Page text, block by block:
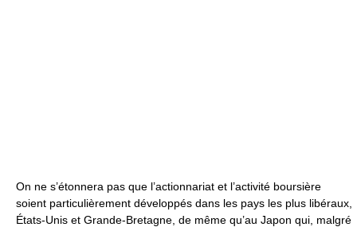
On ne s’étonnera pas que l’actionnariat et l’activité boursière
soient particulièrement développés dans les pays les plus libéraux,
États-Unis et Grande-Bretagne, de même qu’au Japon qui, malgré